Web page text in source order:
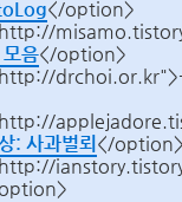
</option>
음</option>
: 사과벌뢰 </option>